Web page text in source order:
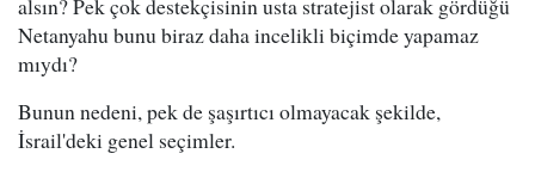
alsın? Pek çok destekçisinin usta stratejist olarak gördüğü
Netanyahu bunu biraz daha incelikli biçimde yapamaz
mıydı?
Bunun nedeni, pek de şaşırtıcı olmayacak şekilde,
İsrail'deki genel seçimler.